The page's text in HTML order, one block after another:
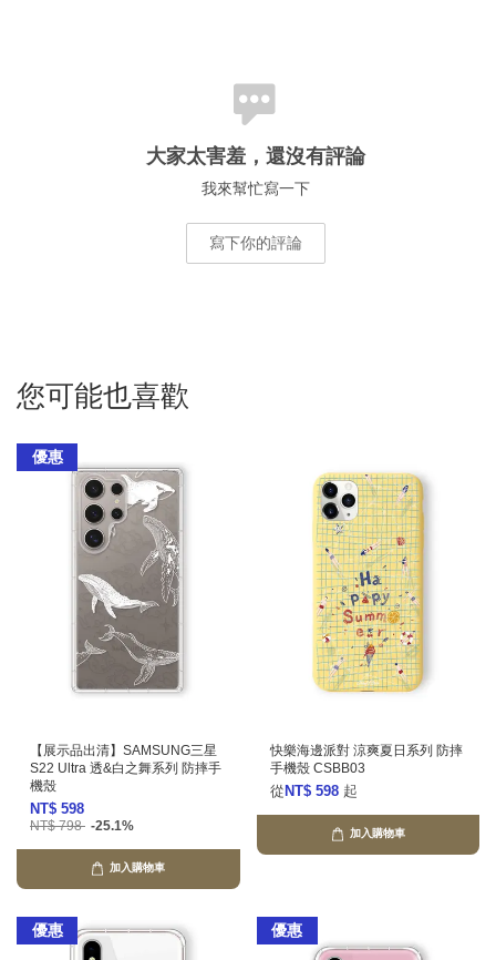
大家太害羞，還沒有評論
我來幫忙寫一下
寫下你的評論
您可能也喜歡
優惠
【展示品出清】SAMSUNG三星
S22 Ultra 透&白之舞系列 防摔手
機殼
NT$ 598
NT$ 798 -25.1%
加入購物車
快樂海邊派對 涼爽夏日系列 防摔
手機殼 CSBB03
從 NT$ 598 起
加入購物車
優惠 優惠